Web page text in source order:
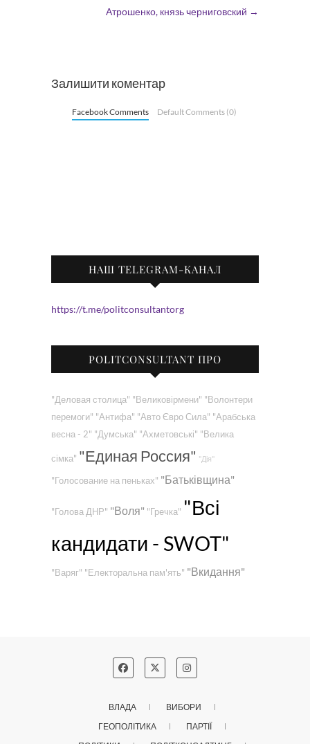
Атрошенко, князь черниговский →
Залишити коментар
Facebook Comments Default Comments (0)
НАШ TELEGRAM-КАНАЛ
https://t.me/politconsultantorg
POLITCONSULTANT ПРО
"Деловая столица" "Великовірмени" "Волонтери
перемоги" "Антифа" "Авто Євро Сила" "Арабська
весна - 2" "Думська" "Ахметовські" "Велика
сімка" "Единая Россия" "Дія"
"Голосование на пеньках" "Батьківщина"
"Голова ДНР" "Воля" "Гречка" "Всі
кандидати - SWOT"
"Варяг" "Електоральна пам'ять" "Вкидання"
ВЛАДА
ВИБОРИ
ГЕОПОЛІТИКА
ПАРТІЇ